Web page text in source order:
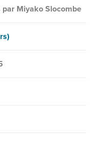
Miyako Slocombe